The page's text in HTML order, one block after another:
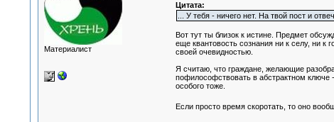
Материалист
Цитата:
... У тебя - ничего нет. На твой пост и
Вот тут ты близок к истине. Предмет
еще квантовость сознания ни к селу, ни к
своей очевидностью.
Я считаю, что граждане, желающие
пофилософствовать в абстрактном ключе
особого тоже.
Если просто время скоротать, то оно